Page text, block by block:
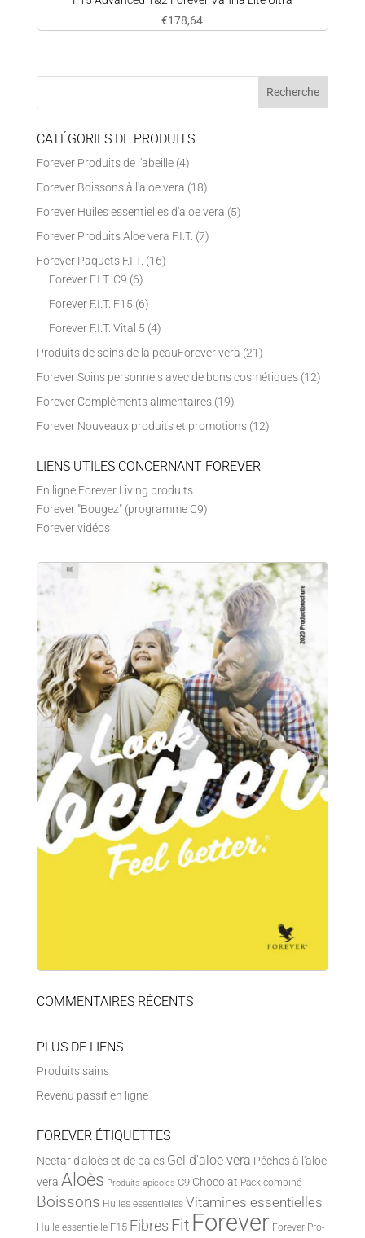
€178,64
CATÉGORIES DE PRODUITS
Forever Produits de l'abeille (4)
Forever Boissons à l'aloe vera (18)
Forever Huiles essentielles d'aloe vera (5)
Forever Produits Aloe vera F.I.T. (7)
Forever Paquets F.I.T. (16)
Forever F.I.T. C9 (6)
Forever F.I.T. F15 (6)
Forever F.I.T. Vital 5 (4)
Produits de soins de la peauForever vera (21)
Forever Soins personnels avec de bons cosmétiques (12)
Forever Compléments alimentaires (19)
Forever Nouveaux produits et promotions (12)
LIENS UTILES CONCERNANT FOREVER
En ligne Forever Living produits
Forever "Bougez" (programme C9)
Forever vidéos
COMMENTAIRES RÉCENTS
PLUS DE LIENS
Produits sains
Revenu passif en ligne
FOREVER ÉTIQUETTES
Nectar d'aloès et de baies Gel d'aloe vera Pêches à l'aloe
vera Aloès Produits apicoles C9 Chocolat Pack combiné
Boissons Huiles essentielles Vitamines essentielles
Huile essentielle F15 Fibres Fit Forever Forever Pro-